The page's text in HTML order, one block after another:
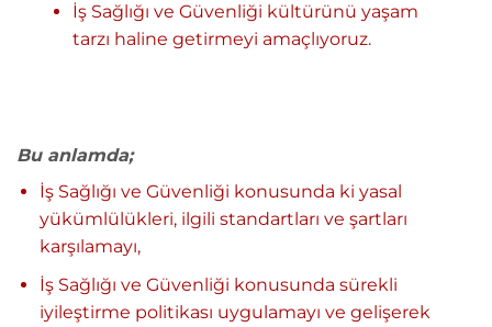
İş Sağlığı ve Güvenliği kültürünü yaşam
tarzı haline getirmeyi amaçlıyoruz.
Bu anlamda;
İş Sağlığı ve Güvenliği konusunda ki yasal
yükümlülükleri, ilgili standartları ve şartları
karşılamayı,
İş Sağlığı ve Güvenliği konusunda sürekli
iyileştirme politikası uygulamayı ve gelişerek